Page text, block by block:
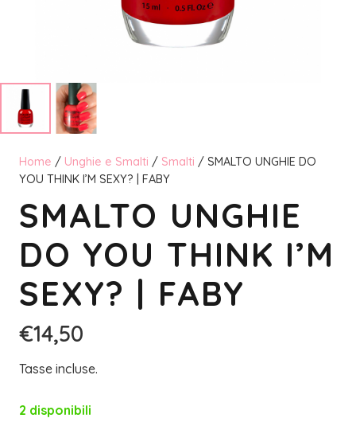
Home / Unghie e Smalti / Smalti / SMALTO UNGHIE DO
YOU THINK I’M SEXY? | FABY
SMALTO UNGHIE
DO YOU THINK I’M
SEXY? | FABY
€14,50
Tasse incluse.
2 disponibili